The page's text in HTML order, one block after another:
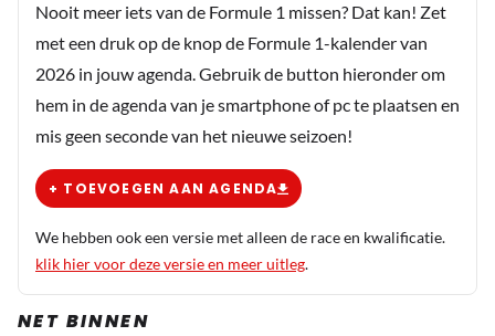
11 maart 2024 14:22
@Frnks Dit staat inderdaad een beetje knullig in
de tekst. De subtitel is "Jongste coureur met
100 podiumplekken". Dan komt een alinea met
coureurs de 100 podiumplekken hebben en
daarbij wat percentages en pas hierna wordt
gemeld dat hij "ook nog eens" de jongste is. Juist
het punt waar het artikel over gaat wordt nu een
Nooit meer iets van de Formule 1 missen? Dat kan! Zet
met een druk op de knop de Formule 1-kalender van
2026 in jouw agenda. Gebruik de button hieronder om
hem in de agenda van je smartphone of pc te plaatsen en
mis geen seconde van het nieuwe seizoen!
+ TOEVOEGEN AAN AGENDA
We hebben ook een versie met alleen de race en kwalificatie.
klik hier voor deze versie en meer uitleg.
NET BINNEN